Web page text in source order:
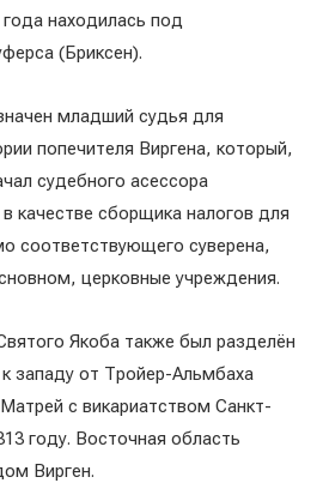
находилась под
(Бриксен).
младший судья для
попечителя Виргена, который,
судебного асессора
качестве сборщика налогов для
соответствующего суверена,
церковные учреждения.
Якоба также был разделён
западу от Тройер-Альмбаха
с викариатством Санкт-
году. Восточная область
Вирген.